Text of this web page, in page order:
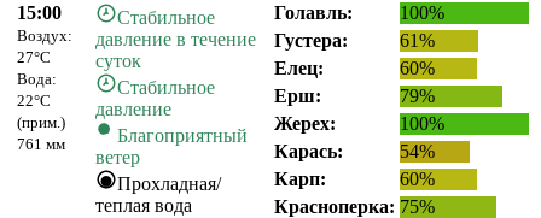
15:00
Воздух:
27°C
Вода:
22°C
(прим.)
761 мм
Стабильное
давление в течение
суток
Стабильное
давление
Благоприятный
ветер
Прохладная/
теплая вода
Голавль:
100%
Густера:
61%
Елец:
60%
Ерш:
79%
Жерех:
100%
Карась:
54%
Карп:
60%
Красноперка: 75%